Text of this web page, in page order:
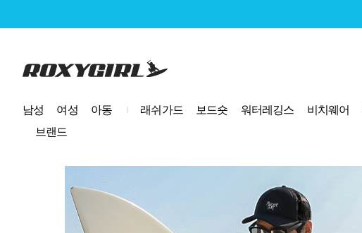
로고
남성 여성 아동 래쉬가드 보드숏 워터레깅스 비치웨어
브랜드